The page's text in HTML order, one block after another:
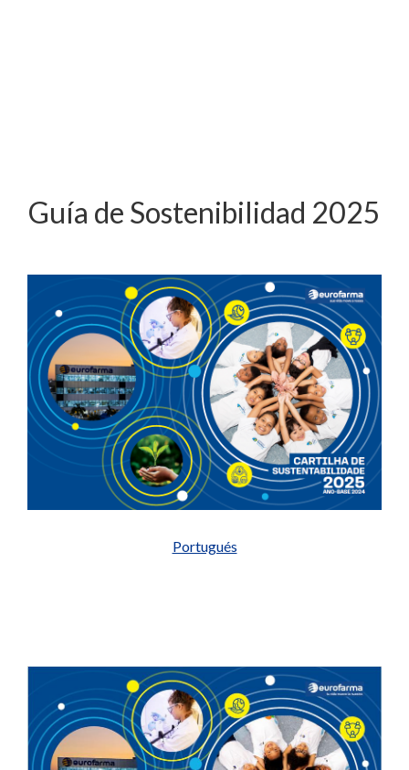
Guía de Sostenibilidad 2025
Portugués